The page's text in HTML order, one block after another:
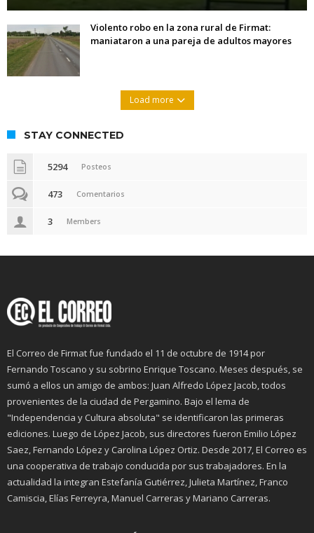
Violento robo en la zona rural de Firmat:
maniataron a una pareja de adultos mayores
Load more
STAY CONNECTED
5294 Posteos
473 Comentarios
3 Members
El Correo de Firmat fue fundado el 11 de octubre de 1914 por
Fernando Toscano y su sobrino Enrique Toscano. Meses después, se
sumó a ellos un amigo de ambos: Juan Alfredo López Jacob, todos
provenientes de la ciudad de Pergamino. Bajo el lema de
"Independencia y Cultura absoluta" se identificaron las primeras
ediciones. Luego de López Jacob, sus directores fueron Emilio López
Saez, Fernando López y Carolina López Ortiz. Desde 2017, El Correo es
una cooperativa de trabajo conducida por sus trabajadores. En la
actualidad la integran Estefanía Gutiérrez, Julieta Martínez, Franco
Camiscia, Elías Ferreyra, Manuel Carreras y Mariano Carreras.